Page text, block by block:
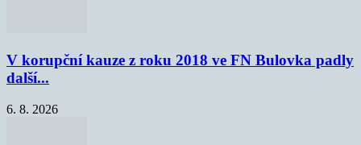
V korupční kauze z roku 2018 ve FN Bulovka padly
další...
6. 8. 2026